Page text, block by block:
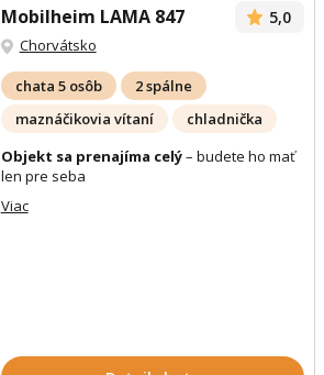
Mobilheim LAMA 847 5,0
Chorvátsko
chata 5 osôb
2 spálne
maznáčikovia vítaní
chladnička
Objekt sa prenajíma celý– budete ho mať
len pre seba
Viac